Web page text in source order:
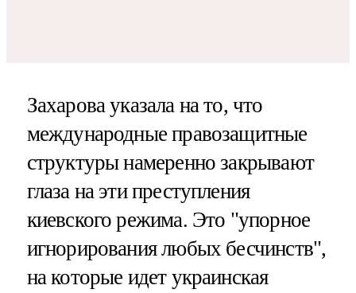
Захарова указала на то, что
международные правозащитные
структуры намеренно закрывают
глаза на эти преступления
киевского режима. Это "упорное
игнорирования любых бесчинств",
на которые идет украинская